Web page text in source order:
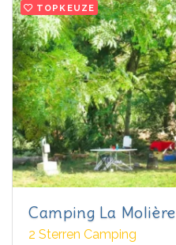
TOPKEUZE
Camping La Molière
2 Sterren Camping